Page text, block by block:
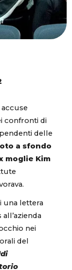
confronti di
delle
a sfondo
moglie Kim
una lettera
nei
del